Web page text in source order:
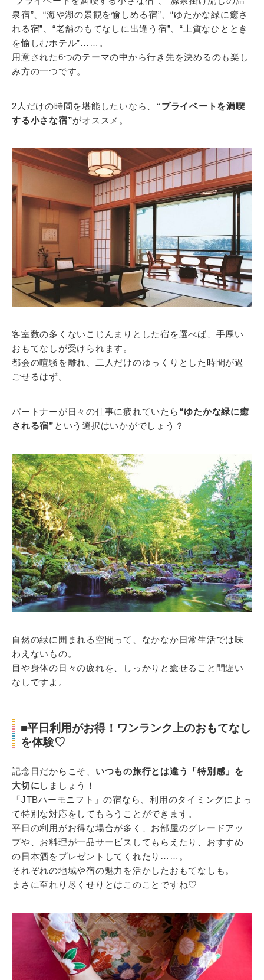
泉宿”、“海や湖の景観を愉しめる宿”、“ゆたかな緑に癒さ
れる宿”、“老舗のもてなしに出逢う宿”、“上質なひととき
を愉しむホテル”……。
用意された6つのテーマの中から行き先を決めるのも楽し
み方の一つです。
2人だけの時間を堪能したいなら、 “プライベートを満喫
する小さな宿”がオススメ。
客室数の多くないこじんまりとした宿を選べば、手厚い
おもてなしが受けられます。
都会の喧騒を離れ、二人だけのゆっくりとした時間が過
ごせるはず。
パートナーが日々の仕事に疲れていたら “ゆたかな緑に癒
される宿” という選択はいかがでしょう？
自然の緑に囲まれる空間って、なかなか日常生活では味
わえないもの。
目や身体の日々の疲れを、しっかりと癒せること間違い
なしですよ。
■平日利用がお得！ワンランク上のおもてなし
を体験♡
記念日だからこそ、 いつもの旅行とは違う「特別感」を
大切に しましょう！
「JTBハーモニフト」の宿なら、利用のタイミングによっ
て特別な対応をしてもらうことができます。
平日の利用がお得な場合が多く、お部屋のグレードアッ
プや、お料理が一品サービスしてもらえたり、おすすめ
の日本酒をプレゼントしてくれたり……。
それぞれの地域や宿の魅力を活かしたおもてなしも。
まさに至れり尽くせりとはこのことですね♡